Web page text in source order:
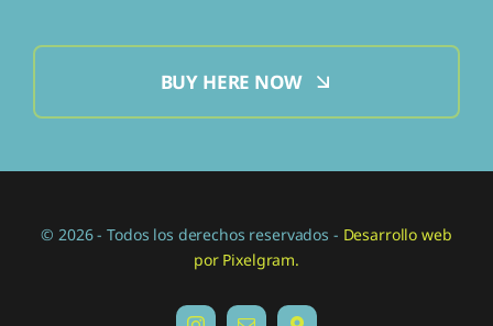
BUY HERE NOW
© 2026 - Todos los derechos reservados - Desarrollo web
por Pixelgram.